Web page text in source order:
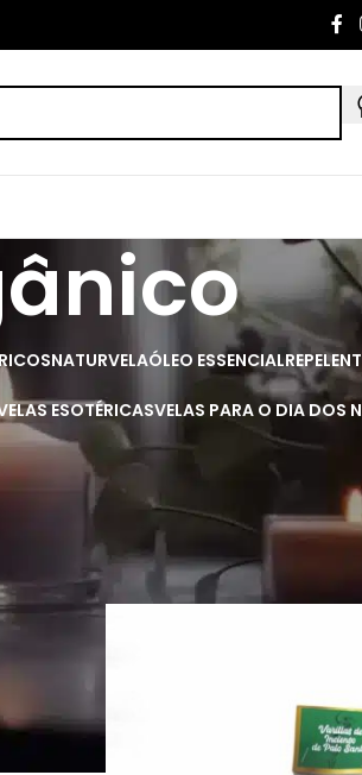
NATURVELAÓLEO ESSENCIAL
ESOTÉRICASVELAS PARA O DIA DOS
Mostrar